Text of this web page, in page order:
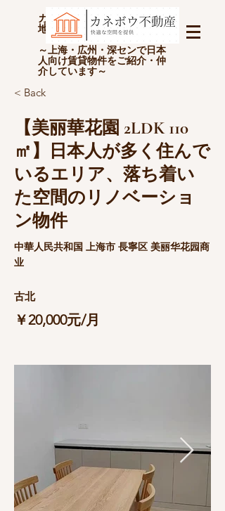
カネボウ不動産(上海金坊房
地产经纪有限公司)
～上海・広州・深センで日本
人向け賃貸物件をご紹介・仲
介しています～
< Back
【美丽華花園 2LDK 110
㎡】日本人が多く住んで
いるエリア、落ち着い
た空間のリノベーショ
ン物件
中華人民共和国 上海市 長寧区 美丽华花园商
业
古北
￥20,000元/月